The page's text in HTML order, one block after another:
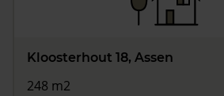
Kloosterhout 18, Assen
248 m2